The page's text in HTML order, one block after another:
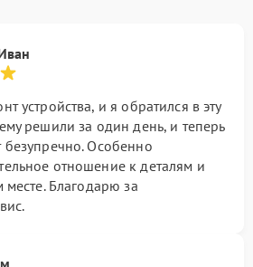
устройства, и я обратился в эту
решили за один день, и теперь
безупречно. Особенно
отношение к деталям и
месте. Благодарю за